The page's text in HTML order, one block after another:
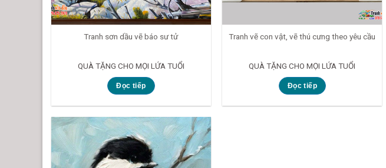
Tranh sơn dầu vẽ báo sư tử
QUÀ TẶNG CHO MỌI LỨA TUỔI
Đọc tiếp
Tranh vẽ con vật, vẽ thú cưng theo yêu cầu
QUÀ TẶNG CHO MỌI LỨA TUỔI
Đọc tiếp